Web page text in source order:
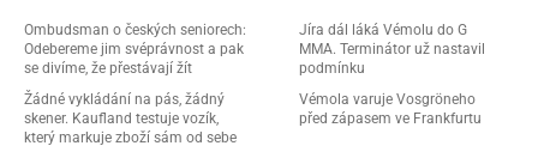
Ombudsman o českých seniorech:
Odebereme jim svéprávnost a pak
se divíme, že přestávají žít
Žádné vykládání na pás, žádný
skener. Kaufland testuje vozík,
který markuje zboží sám od sebe
Jíra dál láká Vémolu do G
MMA. Terminátor už nastavil
podmínku
Vémola varuje Vosgröneho
před zápasem ve Frankfurtu